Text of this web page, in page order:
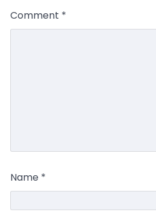
Comment *
Name *